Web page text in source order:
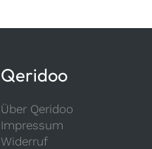
Qeridoo
Über Qeridoo
Impressum
Widerruf